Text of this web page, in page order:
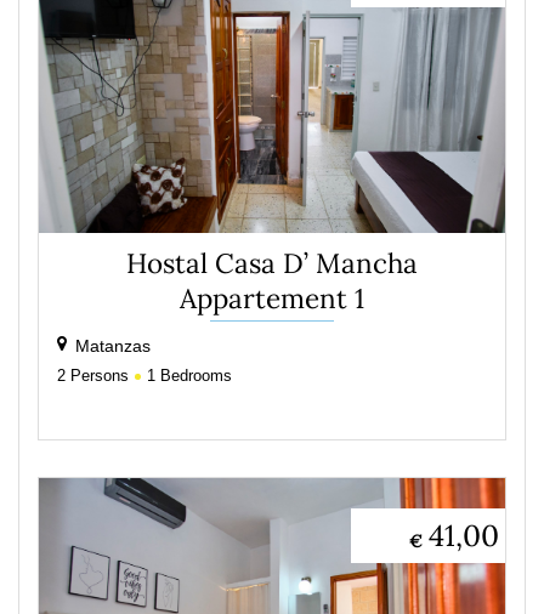
Hostal Casa D’ Mancha
Appartement 1
Matanzas
2 Persons 1 Bedrooms
41,00
€